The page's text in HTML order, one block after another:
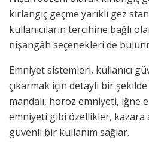
kırlangıç geçme yarıklı gez
kullanıcıların tercihine bağlı
nişangâh seçenekleri de
Emniyet sistemleri, kullanıcı
çıkarmak için detaylı bir
mandalı, horoz emniyeti, iğne
emniyeti gibi özellikler,
güvenli bir kullanım sağlar.